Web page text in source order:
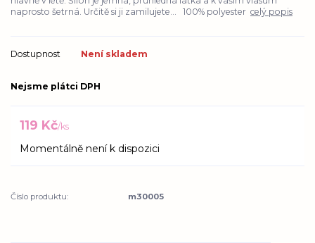
naprosto šetrná. Určitě si ji zamilujete... 100% polyester celý popis
Dostupnost Není skladem
Nejsme plátci DPH
119 Kč/ks
Momentálně není k dispozici
Číslo produktu: m30005